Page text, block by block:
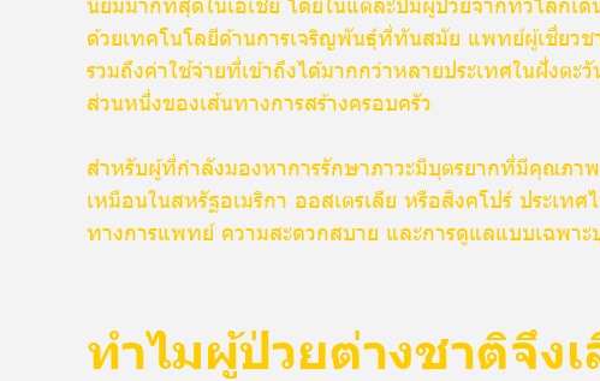
ด้วยเทคโนโลยีด้านการเจริญพันธุ์ที่ทันสมัย แพทย์ผู้เชี่ยวช
รวมถึงค่าใช้จ่ายที่เข้าถึงได้มากกว่าหลายประเทศในฝั่งต
ส่วนหนึ่งของเส้นทางการสร้างครอบครัว
สำหรับผู้ที่กำลังมองหาการรักษาภาวะมีบุตรยากที่มีคุณภา
เหมือนในสหรัฐอเมริกา ออสเตรเลีย หรือสิงคโปร์ ประเท
ทางการแพทย์ ความสะดวกสบาย และการดูแลแบบเฉพาะ
ทำไมผู้ป่วยต่างชาติจึง